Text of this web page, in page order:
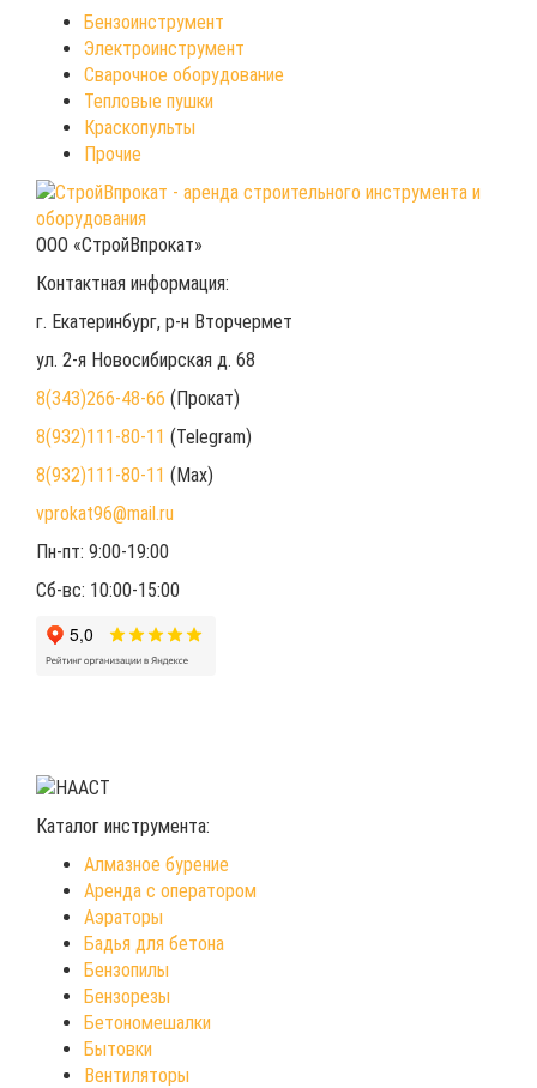
Бензоинструмент
Электроинструмент
Сварочное оборудование
Тепловые пушки
Краскопульты
Прочие
ООО «СтройВпрокат»
Контактная информация:
г. Екатеринбург, р-н Вторчермет
ул. 2-я Новосибирская д. 68
8(343)266-48-66 (Прокат)
8(932)111-80-11 (Telegram)
8(932)111-80-11 (Max)
vprokat96@mail.ru
Пн-пт: 9:00-19:00
Сб-вс: 10:00-15:00
Каталог инструмента:
Алмазное бурение
Аренда с оператором
Аэраторы
Бадья для бетона
Бензопилы
Бензорезы
Бетономешалки
Бытовки
Вентиляторы